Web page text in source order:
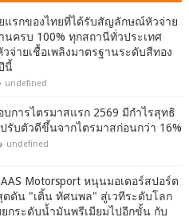
แรกของไทยที่ได้รับสัญลักษณ์หัวจ่าย
นครบ 100% ทุกสถานีทั่วประเทศ
จ่ายเชื้อเพลิงมาตรฐานระดับสีทอง
นี้
undefined
บการไตรมาสแรก 2569 มีกำไรสุทธิ
รับตัวดีขึ้นจากไตรมาสก่อนกว่า 16%
undefined
Motorsport หนุนมอเตอร์สปอร์ต
ดดัน "เติ้น ทัศนพล" สู่เวทีระดับโลก
ยกระดับน้ำมันพรีเมียมไปอีกขั้น กับ